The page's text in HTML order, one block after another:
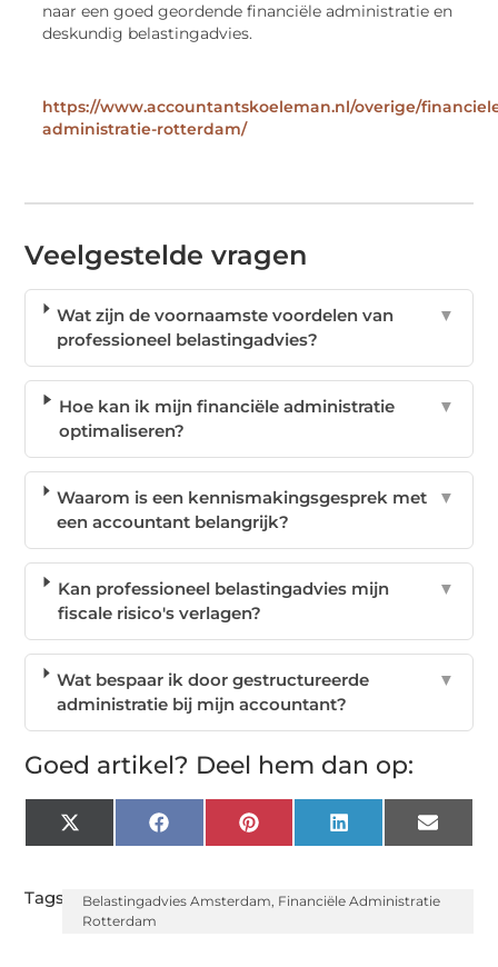
naar een goed geordende financiële administratie en
deskundig belastingadvies.
https://www.accountantskoeleman.nl/overige/
administratie-rotterdam/
Veelgestelde vragen
Wat zijn de voornaamste voordelen van
professioneel belastingadvies?
▼
Hoe kan ik mijn financiële administratie
optimaliseren?
▼
Waarom is een kennismakingsgesprek met
een accountant belangrijk?
▼
Kan professioneel belastingadvies mijn
fiscale risico's verlagen?
▼
Wat bespaar ik door gestructureerde
administratie bij mijn accountant?
▼
Goed artikel? Deel hem dan op:
X
(Twitter)
FacebookPinterest LinkedIn Email
Tags: Belastingadvies Amsterdam Financiële Administratie
Rotterdam